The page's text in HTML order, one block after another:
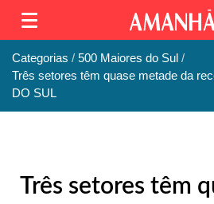
Categorias
500 Maiores do Sul
Três setores têm quase metade da
DO SUL
Três setores têm